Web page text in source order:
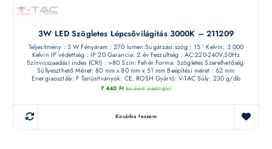
3W LED Szögletes Lépcsővilágítás 3000K – 211209
Teljesítmény : 3 W Fényáram : 270 lumen Sugárzási szög : 15 ° Kelvin: 3 000
Kelvin IP védettség : IP 20 Garancia: 2 év Feszültség : AC:220-240V,50Hz
Színvisszaadási index (CRI) : >80 Szín: Fehér Forma: Szögletes Szerelhetőség:
Süllyeszthető Méret: 80 mm x 80 mm x 51 mm Beépítési méret : 62 mm
Energiaosztály: F Tanúsítványok: CE, ROSH Gyártó: V-TAC Súly: 230 g/db
7 440 Ft (készletről érdeklődjön)
Kosárba teszem